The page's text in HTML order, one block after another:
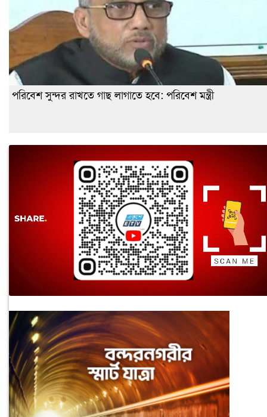
পরিবেশ সুন্দর রাখতে গাছ লাগাতে হবে: পরিবেশ মন্ত্রী